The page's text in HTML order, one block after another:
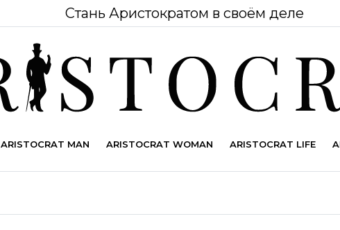
Стань Аристократом в своём деле
ARISTOCRAT MAN ARISTOCRAT WOMAN ARISTOCRAT LIFE